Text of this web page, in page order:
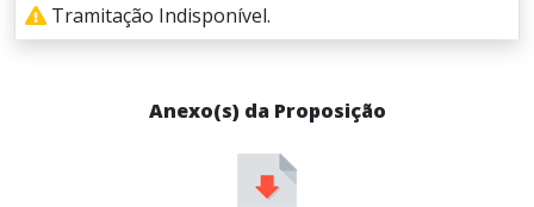
Tramitação Indisponível.
Anexo(s) da Proposição